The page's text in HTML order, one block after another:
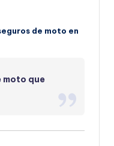
de moto en
moto que